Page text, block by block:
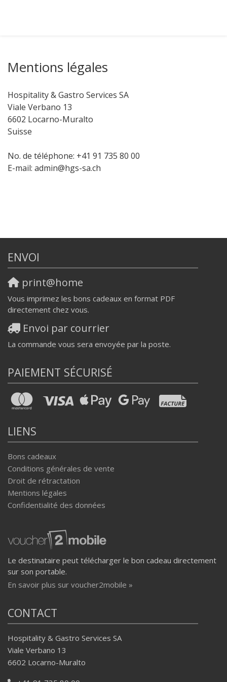
Mentions légales
Hospitality & Gastro Services SA
Viale Verbano 13
6602 Locarno-Muralto
Suisse
No. de téléphone: +41 91 735 80 00
E-mail: admin@hgs-sa.ch
ENVOI
print@home
Vous imprimez les bons cadeaux en format PDF
directement chez vous.
Envoi par courrier
La commande vous sera envoyée par la poste.
PAIEMENT SÉCURISÉ
LIENS
Bons cadeaux
Conditions générales de vente
Droit de rétractation
Mentions légales
Confidentialité des données
Le destinataire peut télécharger le bon cadeau directement
sur son portable.
En savoir plus sur voucher2mobile »
CONTACT
Hospitality & Gastro Services SA
Viale Verbano 13
6602 Locarno-Muralto